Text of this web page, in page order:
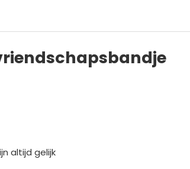
altijd gelijk